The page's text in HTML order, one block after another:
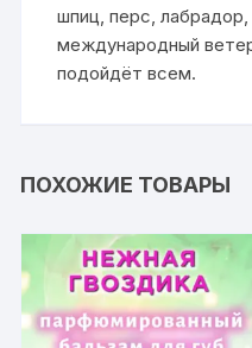
шпиц, перс,
международный
подойдёт всем.
ПОХОЖИЕ ТОВАРЫ